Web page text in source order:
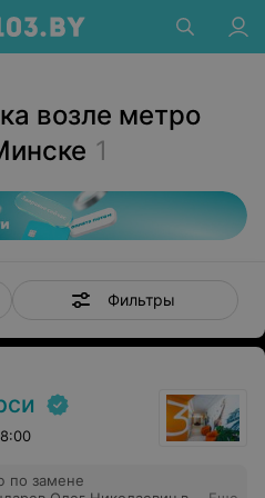
возле метро
1
Фильтры
по замене